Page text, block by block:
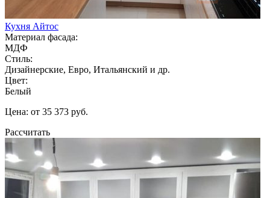
Кухня Айтос
Материал фасада:
МДФ
Стиль:
Дизайнерские, Евро, Итальянский и др.
Цвет:
Белый
Цена: от 35 373 руб.
Рассчитать